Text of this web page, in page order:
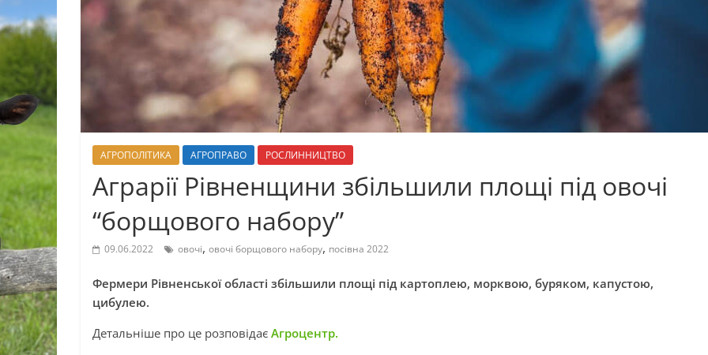
АГРОПОЛІТИКА АГРОПРАВО РОСЛИННИЦТВО
Аграрії Рівненщини збільшили площі під овочі
“борщового набору”
09.06.2022 овочі, овочі борщового набору, посівна 2022
Фермери Рівненської області збільшили площі під картоплею, морквою, буряком, капустою,
цибулею.
Детальніше про це розповідає Агроцентр.